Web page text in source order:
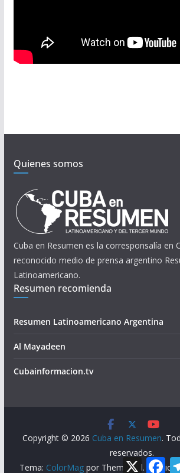
Quienes somos
Cuba en Resumen es la corresponsalía en
reconocido medio de prensa argentino
Latinoamericano.
Resumen recomienda
Resumen Latinoamericano Argentina
Al Mayadeen
Cubainformacion.tv
Copyright © 2026 Cuba en Resumen.
reservados.
Tema: ColorMag por ThemeGrill.
X F